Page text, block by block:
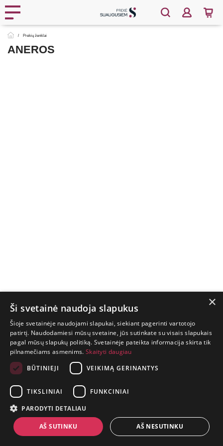
Prekių ženklai
ANEROS
GYVENIMAS
TRUMPAS.
PATIRK
NUOTYKĮ.
+370 650 88860
P. Lukšio g. 2, Vilnius ("Sigma" teritorija)
×
Ši svetainė naudoja slapukus
Šioje svetainėje naudojami slapukai, siekiant pagerinti vartotojo
patirtį. Naudodamiesi mūsų svetaine, jūs sutinkate su visais slapukais
pagal mūsų slapukų politiką. Svetainėje pateikta informacija skirta tik
pilnamečiams asmenims. Skaityti daugiau
BŪTINIEJI
VEIKIMĄ GERINANTYS
TIKSLINIAI FUNKCINIAI
PARODYTI DETALIAU
AŠ SUTINKU AŠ NESUTINKU